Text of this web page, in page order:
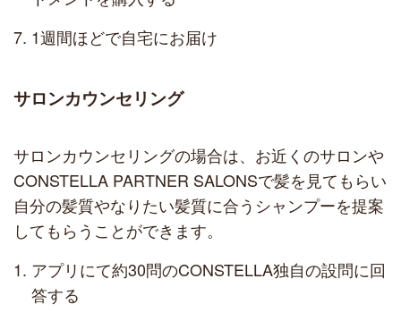
1週間ほどで自宅にお届け
サロンカウンセリング
サロンカウンセリングの場合は、お近くのサロンや
CONSTELLA PARTNER SALONSで髪を見てもらい
自分の髪質やなりたい髪質に合うシャンプーを提案
してもらうことができます。
アプリにて約30問のCONSTELLA独自の設問に回
答する